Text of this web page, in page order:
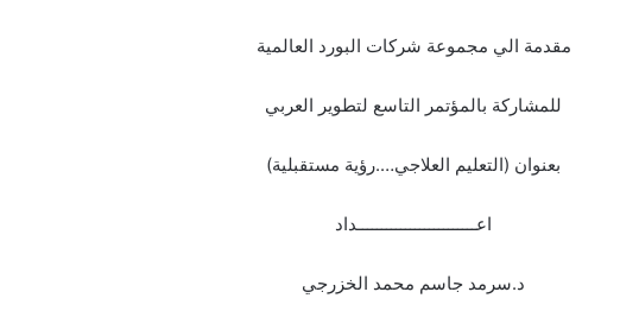
مقدمة الي مجموعة شركات البورد العالمية
للمشاركة بالمؤتمر التاسع لتطوير العربي
بعنوان (التعليم العلاجي….رؤية مستقبلية)
اعـــــــــــــــــــــــــداد
د.سرمد جاسم محمد الخزرجي